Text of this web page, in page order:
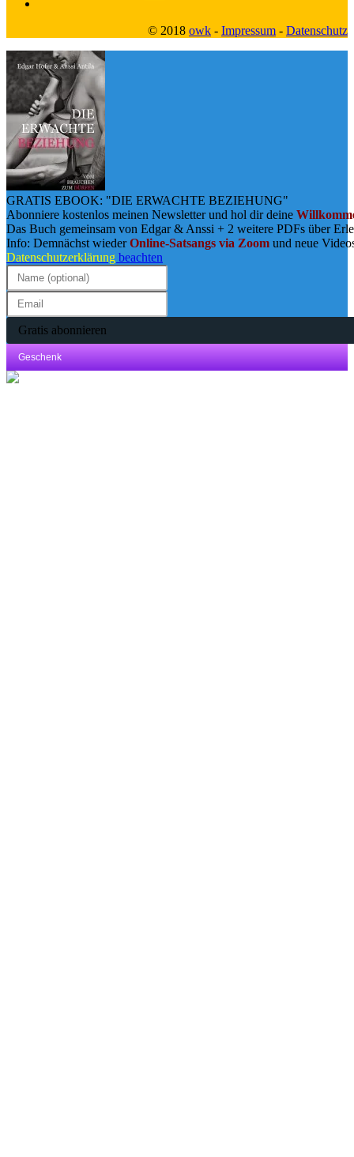
© 2018 owk - Impressum - Datenschutz
GRATIS EBOOK: "DIE ERWACHTE BEZIEHUNG"
Abonniere kostenlos meinen Newsletter und hol dir deine
Das Buch gemeinsam von Edgar & Anssi + 2 weitere PDFs über
Info: Demnächst wiederOnline-Satsangs via Zoom und neue
Datenschutzerklärung beachten
Gratis abonnieren
Geschenk